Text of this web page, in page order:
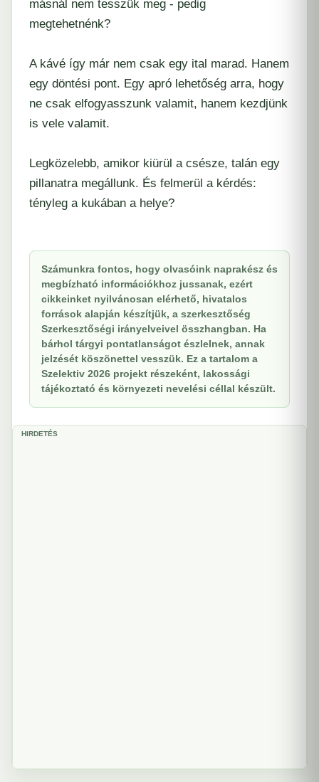
másnál nem tesszük meg - pedig
megtehetnénk?
A kávé így már nem csak egy ital marad. Hanem
egy döntési pont. Egy apró lehetőség arra, hogy
ne csak elfogyasszunk valamit, hanem kezdjünk
is vele valamit.
Legközelebb, amikor kiürül a csésze, talán egy
pillanatra megállunk. És felmerül a kérdés:
tényleg a kukában a helye?
Számunkra fontos, hogy olvasóink naprakész és
megbízható információkhoz jussanak, ezért
cikkeinket nyilvánosan elérhető, hivatalos
források alapján készítjük, a szerkesztőség
Szerkesztőségi irányelveivel összhangban. Ha
bárhol tárgyi pontatlanságot észlelnek, annak
jelzését köszönettel vesszük. Ez a tartalom a
Szelektiv 2026 projekt részeként, lakossági
tájékoztató és környezeti nevelési céllal készült.
HIRDETÉS